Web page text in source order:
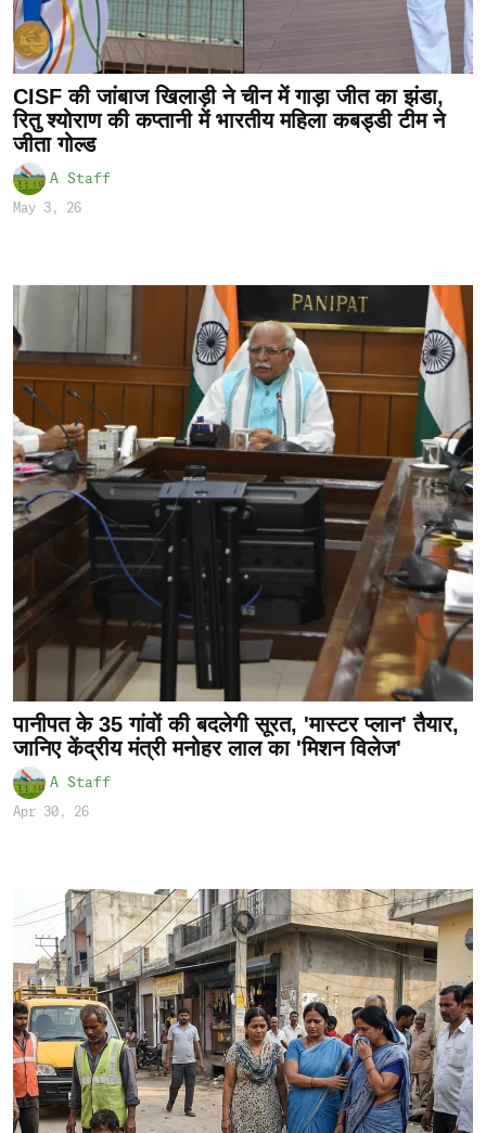
CISF की जांबाज खिलाड़ी ने चीन में गाड़ा जीत का झंडा,
रितु श्योराण की कप्तानी में भारतीय महिला कबड्डी टीम ने
जीता गोल्ड
A Staff
May 3, 26
पानीपत के 35 गांवों की बदलेगी सूरत, 'मास्टर प्लान' तैयार,
जानिए केंद्रीय मंत्री मनोहर लाल का 'मिशन विलेज'
A Staff
Apr 30, 26